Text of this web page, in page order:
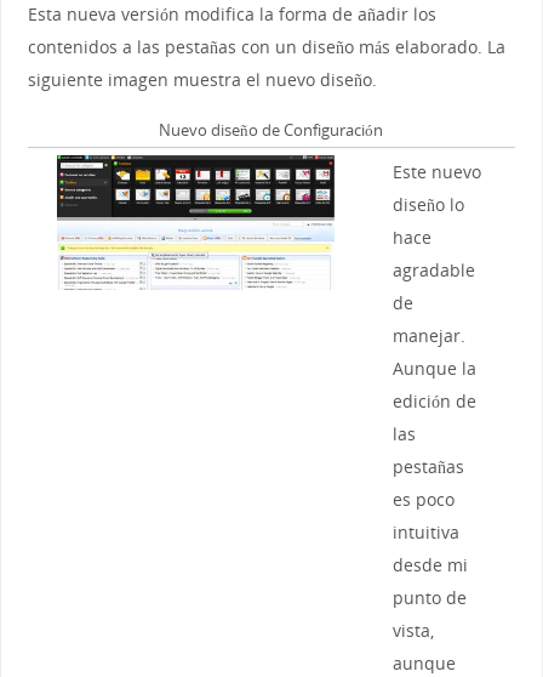
Esta nueva versión modifica la forma de añadir los
contenidos a las pestañas con un diseño más elaborado. La
siguiente imagen muestra el nuevo diseño.
Nuevo diseño de Configuración
Este nuevo
diseño lo
hace
agradable
de
manejar.
Aunque la
edición de
las
pestañas
es poco
intuitiva
desde mi
punto de
vista,
aunque